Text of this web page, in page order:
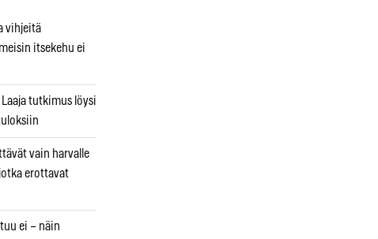
vihjeitä
itsekehu ei
tutkimus löysi
vain harvalle
erottavat
ei – näin